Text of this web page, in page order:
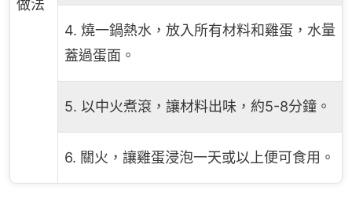
做法
4. 燒一鍋熱水，放入所有材料和雞蛋，水量
蓋過蛋面。
5. 以中火煮滾，讓材料出味，約5-8分鐘。
6. 關火，讓雞蛋浸泡一天或以上便可食用。